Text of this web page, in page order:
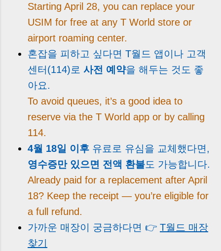
Starting April 28, you can replace your
USIM for free at any T World store or
airport roaming center.
혼잡을 피하고 싶다면 T월드 앱이나 고객
센터(114)로 사전 예약을 해두는 것도 좋
아요.
To avoid queues, it’s a good idea to
reserve via the T World app or by calling
114.
4월 18일 이후 유료로 유심을 교체했다면,
영수증만 있으면 전액 환불도 가능합니다.
Already paid for a replacement after April
18? Keep the receipt — you’re eligible for
a full refund.
가까운 매장이 궁금하다면 👉 T월드 매장
찾기